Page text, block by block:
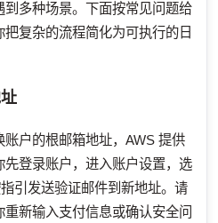
多种场景。下面按常见问题给
复杂的流程简化为可执行的日
户的根邮箱地址，AWS 提供
登录账户，进入账户设置，选
引发送验证邮件到新地址。请
新输入支付信息或确认安全问